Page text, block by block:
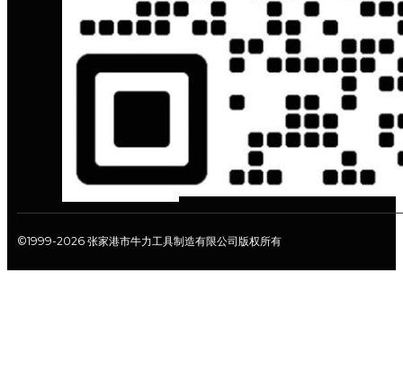
©1999-2026 张家港市牛力工具制造有限公司版权所有